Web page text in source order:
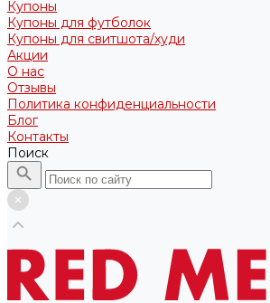
Купоны
Купоны для футболок
Купоны для свитшота/худи
Акции
О нас
Отзывы
Политика конфиденциальности
Блог
Контакты
Поиск